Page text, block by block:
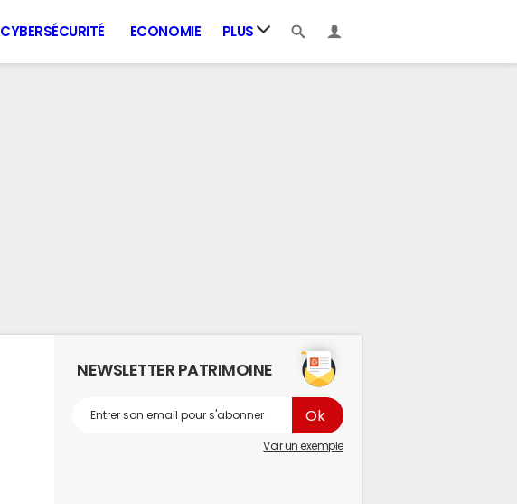
CYBERSÉCURITÉ ECONOMIE PLUS
NEWSLETTER PATRIMOINE
Voir un exemple